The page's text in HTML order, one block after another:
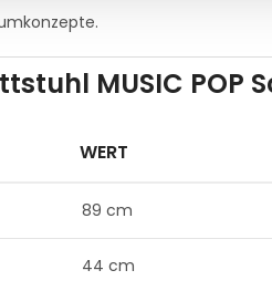
MUSIC POP
WERT
89 cm
44 cm